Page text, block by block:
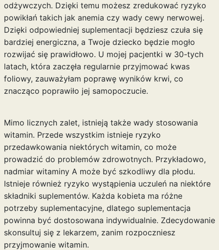
odżywczych. Dzięki temu możesz zredukować ryzyko
powikłań takich jak anemia czy wady cewy nerwowej.
Dzięki odpowiedniej suplementacji będziesz czuła się
bardziej energiczna, a Twoje dziecko będzie mogło
rozwijać się prawidłowo. U mojej pacjentki w 30-tych
latach, która zaczęła regularnie przyjmować kwas
foliowy, zauważyłam poprawę wyników krwi, co
znacząco poprawiło jej samopoczucie.
Mimo licznych zalet, istnieją także wady stosowania
witamin. Przede wszystkim istnieje ryzyko
przedawkowania niektórych witamin, co może
prowadzić do problemów zdrowotnych. Przykładowo,
nadmiar witaminy A może być szkodliwy dla płodu.
Istnieje również ryzyko wystąpienia uczuleń na niektóre
składniki suplementów. Każda kobieta ma różne
potrzeby suplementacyjne, dlatego suplementacja
powinna być dostosowana indywidualnie. Zdecydowanie
skonsultuj się z lekarzem, zanim rozpoczniesz
przyjmowanie witamin.